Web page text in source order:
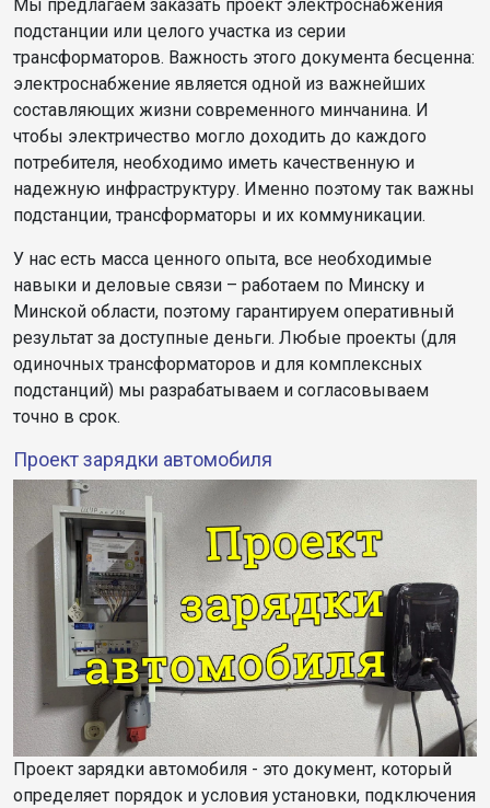
Мы предлагаем заказать проект электроснабжения
подстанции или целого участка из серии
трансформаторов. Важность этого документа бесценна:
электроснабжение является одной из важнейших
составляющих жизни современного минчанина. И
чтобы электричество могло доходить до каждого
потребителя, необходимо иметь качественную и
надежную инфраструктуру. Именно поэтому так важны
подстанции, трансформаторы и их коммуникации.
У нас есть масса ценного опыта, все необходимые
навыки и деловые связи – работаем по Минску и
Минской области, поэтому гарантируем оперативный
результат за доступные деньги. Любые проекты (для
одиночных трансформаторов и для комплексных
подстанций) мы разрабатываем и согласовываем
точно в срок.
Проект зарядки автомобиля
Проект зарядки автомобиля - это документ, который
определяет порядок и условия установки, подключения